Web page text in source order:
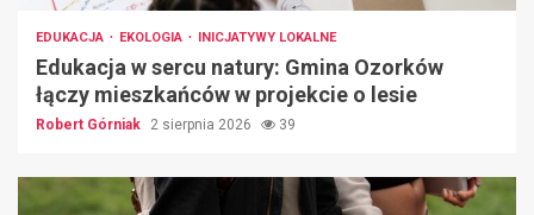
EDUKACJA EKOLOGIA INICJATYWY LOKALNE
Edukacja w sercu natury: Gmina Ozorków
łączy mieszkańców w projekcie o lesie
Robert Górniak 2 sierpnia 2026 39